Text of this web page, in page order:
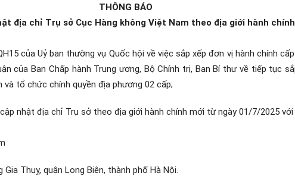
THÔNG BÁO
địa chỉ Trụ sở Cục Hàng không Việt Nam theo địa giới hành
của Uỷ ban thường vụ Quốc hội về việc sắp xếp đơn vị hành chính
của Ban Chấp hành Trung ương, Bộ Chính trị, Ban Bí thư về tiếp tục
tổ chức chính quyền địa phương 02 cấp;
cập nhật địa chỉ Trụ sở theo địa giới hành chính mới từ ngày 01/7/2025
Thuỵ, quận Long Biên, thành phố Hà Nội.